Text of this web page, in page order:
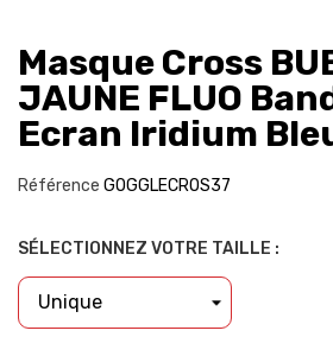
Masque Cross
JAUNE FLUO
Ecran Iridium
Référence GOGGLECROS37
SÉLECTIONNEZ VOTRE TAILLE :